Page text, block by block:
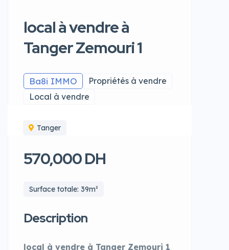
local à vendre à
Tanger Zemouri 1
Ba8i IMMO
Propriétés à vendre
Local à vendre
Tanger
570,000 DH
Surface totale: 39m²
Description
local à vendre à Tanger Zemouri 1